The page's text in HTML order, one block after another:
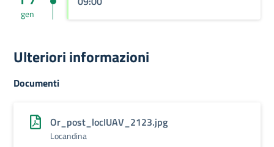
gen
Ulteriori informazioni
Documenti
Or_post_locIUAV_2123.jpg
Locandina